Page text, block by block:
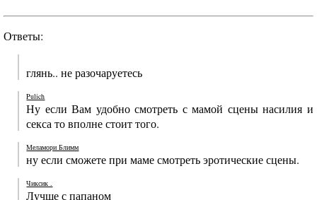
Ответы:
глянь.. не разочаруетесь
Pulich
Ну если Вам удобно смотреть с мамой сцены насилия и
секса то вполне стоит того.
Меламори Блимм
ну если сможете при маме смотреть эротические сцены.
Чиксик .
Лучше с папаном